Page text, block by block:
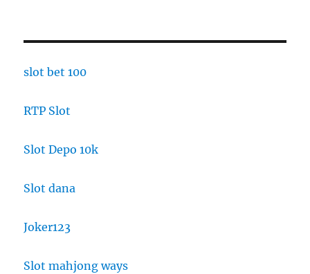
slot bet 100
RTP Slot
Slot Depo 10k
Slot dana
Joker123
Slot mahjong ways